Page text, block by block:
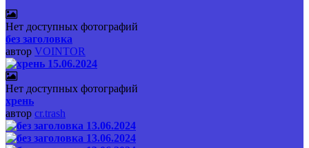
Нет доступных фотографий
без заголовка
автор VOINTOR
Нет доступных фотографий
хрень
автор cr.trash